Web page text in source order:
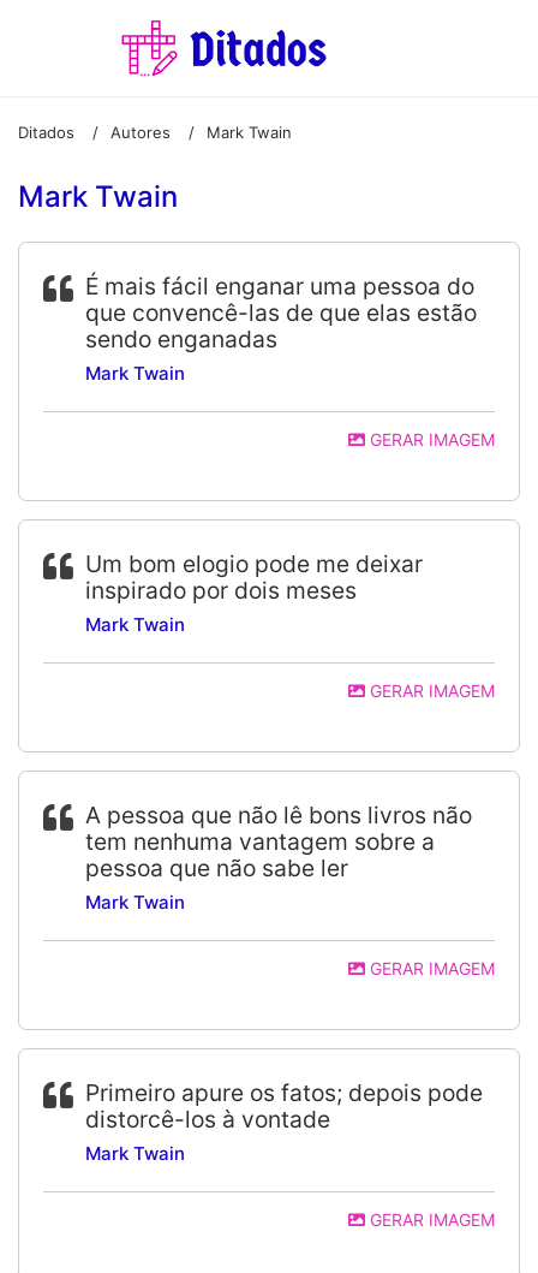
Ditados / Autores / Mark Twain
Mark Twain
É mais fácil enganar uma pessoa do
que convencê-las de que elas estão
sendo enganadas
Mark Twain
GERAR IMAGEM
Um bom elogio pode me deixar
inspirado por dois meses
Mark Twain
GERAR IMAGEM
A pessoa que não lê bons livros não
tem nenhuma vantagem sobre a
pessoa que não sabe ler
Mark Twain
GERAR IMAGEM
Primeiro apure os fatos; depois pode
distorcê-los à vontade
Mark Twain
GERAR IMAGEM